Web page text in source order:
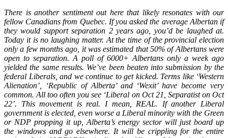
There is another sentiment out here that likely resonates with our
fellow Canadians from Quebec. If you asked the average Albertan if
they would support separation 2 years ago, you’d be laughed at.
Today it is no laughing matter. At the time of the provincial election
only a few months ago, it was estimated that 50% of Albertans were
open to separation. A poll of 6000+ Albertans only a week ago
yielded the same results. We’ve been beaten into submission by the
federal Liberals, and we continue to get kicked. Terms like ‘Western
Alienation’, ‘Republic of Alberta’ and ‘Wexit’ have become very
common. All too often you see ‘Liberal on Oct 21, Separatist on Oct
22’. This movement is real. I mean, REAL. If another Liberal
government is elected, even worse a Liberal minority with the Green
or NDP propping it up, Alberta’s energy sector will just board up
the windows and go elsewhere. It will be crippling for the entire